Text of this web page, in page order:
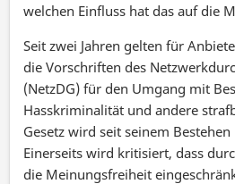
welchen Einfluss hat das auf die
Seit zwei Jahren gelten für
die Vorschriften des
(NetzDG) für den Umgang mit
Hasskriminalität und andere
Gesetz wird seit seinem
Einerseits wird kritisiert, dass
die Meinungsfreiheit